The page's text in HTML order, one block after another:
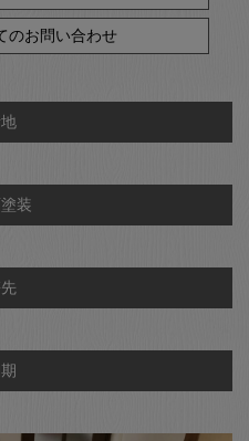
のお問い合わせ
装